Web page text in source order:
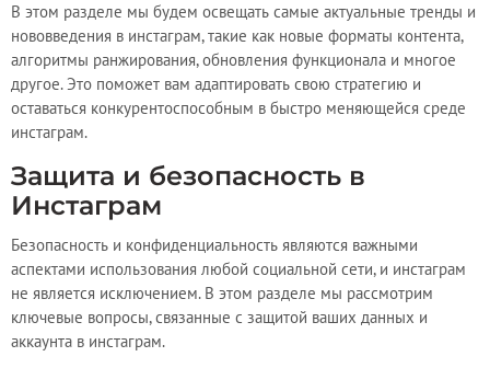
В этом разделе мы будем освещать самые актуальные тренды и
нововведения в инстаграм, такие как новые форматы контента,
алгоритмы ранжирования, обновления функционала и многое
другое. Это поможет вам адаптировать свою стратегию и
оставаться конкурентоспособным в быстро меняющейся среде
инстаграм.
Защита и безопасность в
Инстаграм
Безопасность и конфиденциальность являются важными
аспектами использования любой социальной сети, и инстаграм
не является исключением. В этом разделе мы рассмотрим
ключевые вопросы, связанные с защитой ваших данных и
аккаунта в инстаграм.